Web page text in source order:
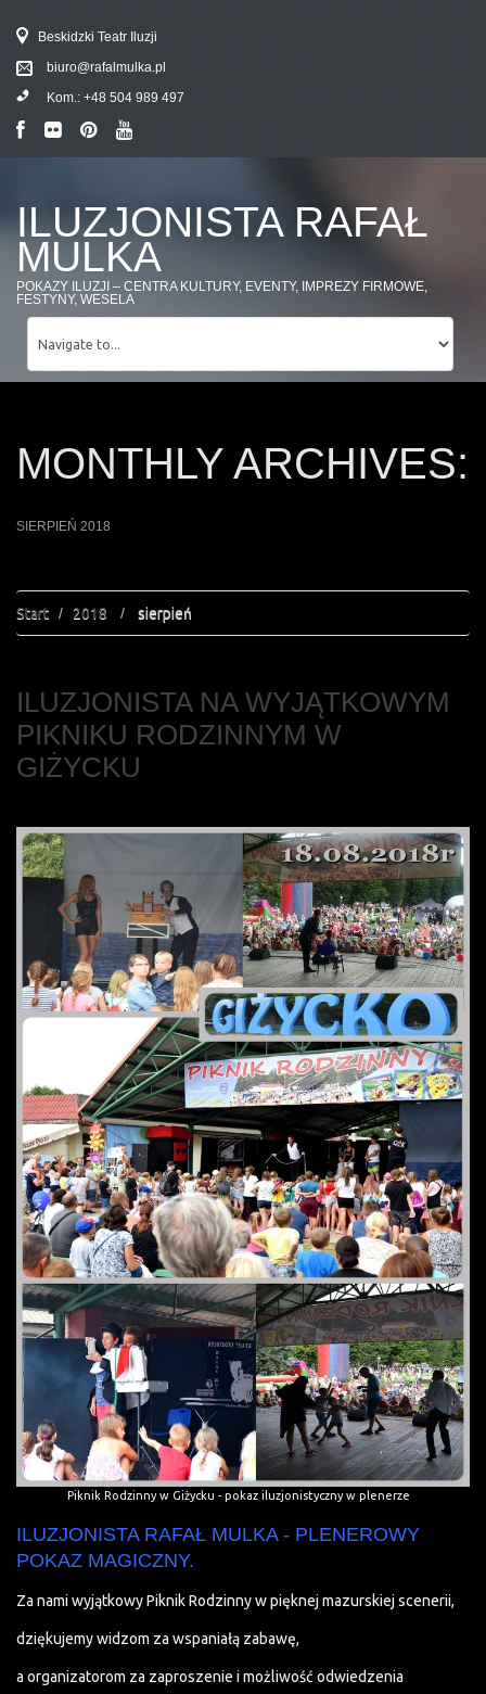
Beskidzki Teatr Iluzji
biuro@rafalmulka.pl
Kom.: +48 504 989 497
ILUZJONISTA RAFAŁ
MULKA
POKAZY ILUZJI – CENTRA KULTURY, EVENTY, IMPREZY FIRMOWE,
FESTYNY, WESELA
MONTHLY ARCHIVES:
SIERPIEŃ 2018
Start 2018 sierpień
ILUZJONISTA NA WYJĄTKOWYM
PIKNIKU RODZINNYM W
GIŻYCKU
Piknik Rodzinny w Giżycku - pokaz iluzjonistyczny w plenerze
ILUZJONISTA RAFAŁ MULKA - PLENEROWY
POKAZ MAGICZNY.
Za nami wyjątkowy Piknik Rodzinny w pięknej mazurskiej scenerii,
dziękujemy widzom za wspaniałą zabawę,
a organizatorom za zaproszenie i możliwość odwiedzenia